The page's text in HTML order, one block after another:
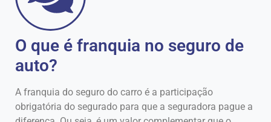
O que é franquia no seguro de
auto?
A franquia do seguro do carro é a participação
obrigatória do segurado para que a seguradora pague a